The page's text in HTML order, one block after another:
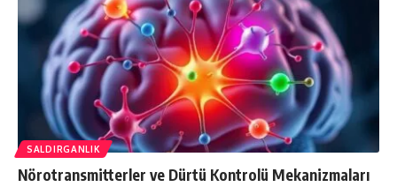
SALDIRGANLIK
Nörotransmitterler ve Dürtü Kontrolü Mekanizmaları